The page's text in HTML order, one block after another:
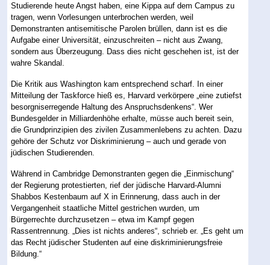
Studierende heute Angst haben, eine Kippa auf dem Campus zu
tragen, wenn Vorlesungen unterbrochen werden, weil
Demonstranten antisemitische Parolen brüllen, dann ist es die
Aufgabe einer Universität, einzuschreiten – nicht aus Zwang,
sondern aus Überzeugung. Dass dies nicht geschehen ist, ist der
wahre Skandal.
Die Kritik aus Washington kam entsprechend scharf. In einer
Mitteilung der Taskforce hieß es, Harvard verkörpere „eine zutiefst
besorgniserregende Haltung des Anspruchsdenkens“. Wer
Bundesgelder in Milliardenhöhe erhalte, müsse auch bereit sein,
die Grundprinzipien des zivilen Zusammenlebens zu achten. Dazu
gehöre der Schutz vor Diskriminierung – auch und gerade von
jüdischen Studierenden.
Während in Cambridge Demonstranten gegen die „Einmischung“
der Regierung protestierten, rief der jüdische Harvard-Alumni
Shabbos Kestenbaum auf X in Erinnerung, dass auch in der
Vergangenheit staatliche Mittel gestrichen wurden, um
Bürgerrechte durchzusetzen – etwa im Kampf gegen
Rassentrennung. „Dies ist nichts anderes“, schrieb er. „Es geht um
das Recht jüdischer Studenten auf eine diskriminierungsfreie
Bildung.“